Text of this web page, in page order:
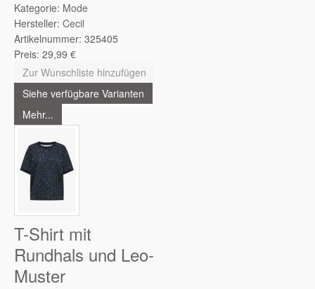
Kategorie: Mode
Hersteller: Cecil
Artikelnummer: 325405
Preis: 29,99 €
Zur Wunschliste hinzufügen
Siehe verfügbare Varianten
Mehr...
T-Shirt mit
Rundhals und Leo-
Muster